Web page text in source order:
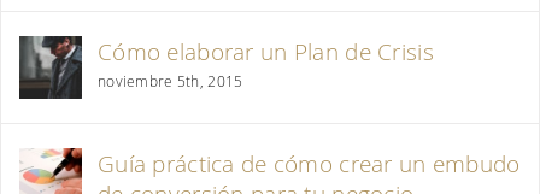
Cómo elaborar un Plan de Crisis
noviembre 5th, 2015
Guía práctica de cómo crear un embudo